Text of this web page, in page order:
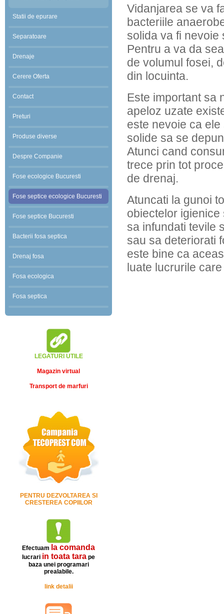
Statii de epurare
Separatoare
Drenaje
Cerere Oferta
Contact
Preturi
Produse diverse
Despre Companie
Fose ecologice Bucuresti
Fose septice ecologice Bucuresti
Fose septice Bucuresti
Bacterii fosa septica
Drenaj fosa
Fosa ecologica
Fosa septica
LEGATURI UTILE
Magazin virtual
Transport de marfuri
PENTRU DEZVOLTAREA SI
CRESTEREA COPIILOR
Efectuam la comanda
lucrari in toata tara pe
baza unei programari
prealabile.
link detalii
Vidanjarea se va
bacteriile
solida va fi nevoie
Pentru a va da
de volumul fosei,
din locuinta.
Este important sa
apeloz uzate
este nevoie ca
solide sa se
Atunci cand
trece prin tot
de drenaj.
Atuncati la gunoi
obiectelor
sa infundati tevile
sau sa deteriorati
este bine ca
luate lucrurile